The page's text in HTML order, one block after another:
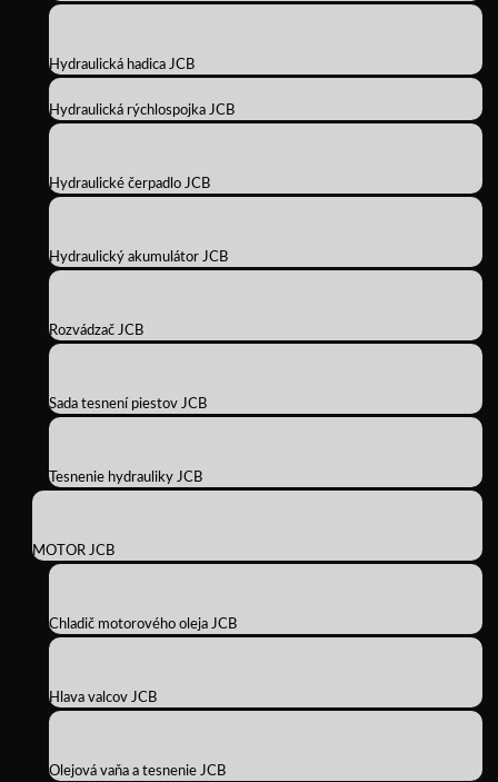
Hydraulická hadica JCB
Hydraulická rýchlospojka JCB
Hydraulické čerpadlo JCB
Hydraulický akumulátor JCB
Rozvádzač JCB
Sada tesnení piestov JCB
Tesnenie hydrauliky JCB
MOTOR JCB
Chladič motorového oleja JCB
Hlava valcov JCB
Olejová vaňa a tesnenie JCB